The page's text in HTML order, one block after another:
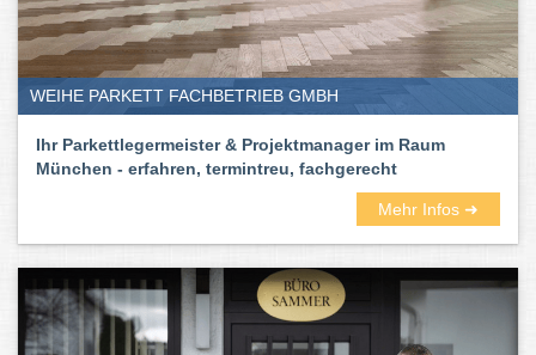
WEIHE PARKETT FACHBETRIEB GMBH
Ihr Parkettlegermeister & Projektmanager im Raum
München - erfahren, termintreu, fachgerecht
Mehr Infos ➜